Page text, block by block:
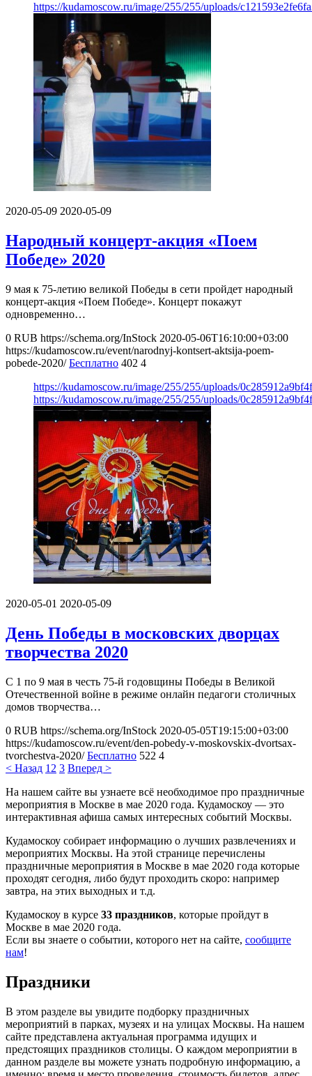
https://kudamoscow.ru/image/255/255/uploads/
2020-05-09 2020-05-09
Народный концерт-акция «Поем
Победе» 2020
9 мая к 75-летию великой Победы в сети пройдет народный
концерт-акция «Поем Победе». Концерт покажут
одновременно…
0 RUB https://schema.org/InStock 2020-05-06T16:10:00+03:00
https://kudamoscow.ru/event/narodnyj-kontsert-aktsija-poem-
pobede-2020/ Бесплатно 402 4
https://kudamoscow.ru/image/255/255/uploads/
https://kudamoscow.ru/image/255/255/uploads/
2020-05-01 2020-05-09
День Победы в московских дворцах
творчества 2020
С 1 по 9 мая в честь 75-й годовщины Победы в Великой
Отечественной войне в режиме онлайн педагоги столичных
домов творчества…
0 RUB https://schema.org/InStock 2020-05-05T19:15:00+03:00
https://kudamoscow.ru/event/den-pobedy-v-moskovskix-dvortsax-
tvorchestva-2020/ Бесплатно 522 4
< Назад 1 2 3 Вперед >
На нашем сайте вы узнаете всё необходимое про праздничные
мероприятия в Москве в мае 2020 года. Кудамоскоу — это
интерактивная афиша самых интересных событий Москвы.
Кудамоскоу собирает информацию о лучших развлечениях и
мероприятих Москвы. На этой странице перечислены
праздничные мероприятия в Москве в мае 2020 года которые
проходят сегодня, либо будут проходить скоро: например
завтра, на этих выходных и т.д.
Кудамоскоу в курсе 33 праздников, которые пройдут в
Москве в мае 2020 года.
Если вы знаете о событии, которого нет на сайте, сообщите
нам!
Праздники
В этом разделе вы увидите подборку праздничных
мероприятий в парках, музеях и на улицах Москвы. На нашем
сайте представлена актуальная программа идущих и
предстоящих праздников столицы. О каждом мероприятии в
данном разделе вы можете узнать подробную информацию, а